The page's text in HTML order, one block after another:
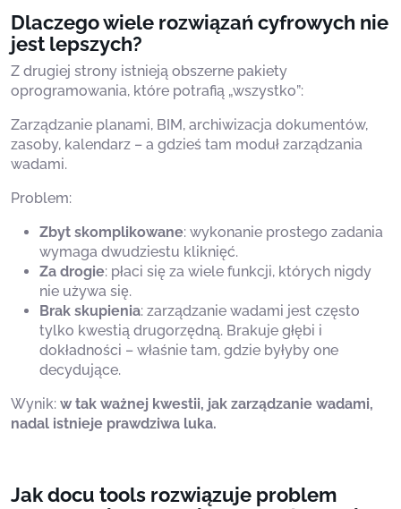
Dlaczego wiele rozwiązań cyfrowych nie
jest lepszych?
Z drugiej strony istnieją obszerne pakiety
oprogramowania, które potrafią „wszystko”:
Zarządzanie planami, BIM, archiwizacja dokumentów,
zasoby, kalendarz – a gdzieś tam moduł zarządzania
wadami.
Problem:
Zbyt skomplikowane: wykonanie prostego zadania
wymaga dwudziestu kliknięć.
Za drogie: płaci się za wiele funkcji, których nigdy
nie używa się.
Brak skupienia: zarządzanie wadami jest często
tylko kwestią drugorzędną. Brakuje głębi i
dokładności – właśnie tam, gdzie byłyby one
decydujące.
Wynik: w tak ważnej kwestii, jak zarządzanie wadami,
nadal istnieje prawdziwa luka.
Jak docu tools rozwiązuje problem